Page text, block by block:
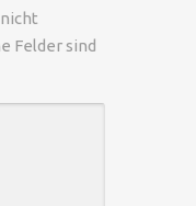
Felder sind